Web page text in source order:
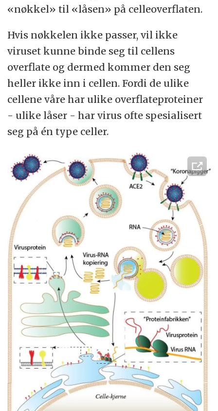
«nøkkel» til «låsen» på celleoverflaten.
Hvis nøkkelen ikke passer, vil ikke
viruset kunne binde seg til cellens
overflate og dermed kommer den seg
heller ikke inn i cellen. Fordi de ulike
cellene våre har ulike overflateproteiner
- ulike låser - har virus ofte spesialisert
seg på én type celler.